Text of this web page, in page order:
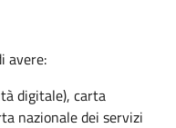
avere:
digitale), carta
nazionale dei servizi